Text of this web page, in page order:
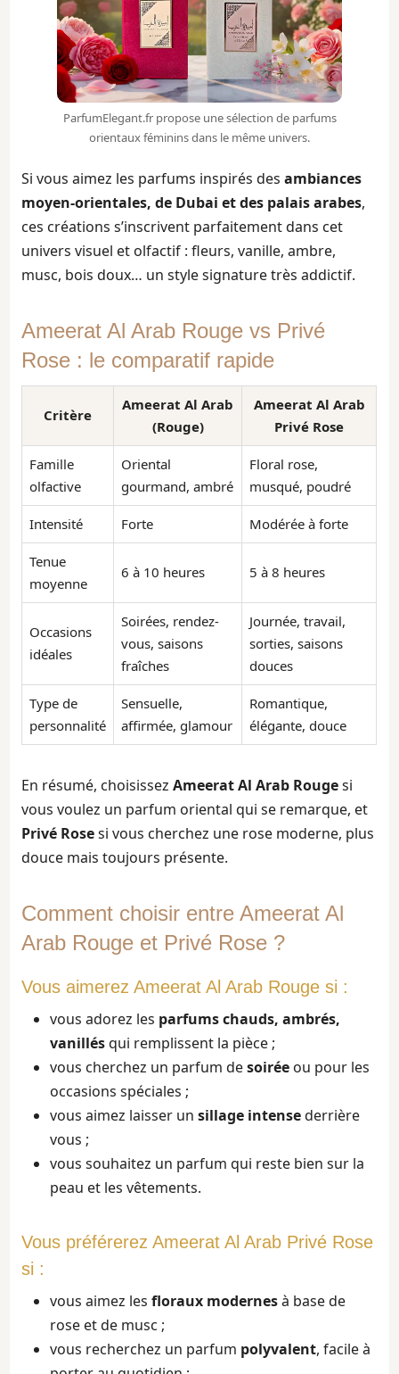
ParfumElegant.fr propose une sélection de parfums
orientaux féminins dans le même univers.
Si vous aimez les parfums inspirés desambiances
moyen-orientales, de Dubai et des palais arabes,
ces créations s’inscrivent parfaitement dans cet
univers visuel et olfactif : fleurs, vanille, ambre,
musc, bois doux… un style signature très addictif.
Ameerat Al Arab Rouge vs Privé
Rose : le comparatif rapide
Critère
Ameerat Al Arab
(Rouge)
Ameerat Al Arab
Privé Rose
Famille
olfactive
Oriental
gourmand, ambré
Floral rose,
musqué, poudré
Intensité Forte Modérée à forte
Tenue
moyenne
6 à 10 heures 5 à 8 heures
Occasions
idéales
Soirées, rendez-
vous, saisons
fraîches
Journée, travail,
sorties, saisons
douces
Type de
personnalité
Sensuelle,
affirmée, glamour
Romantique,
élégante, douce
En résumé, choisissezAmeerat Al Arab Rougesi
vous voulez un parfum oriental qui se remarque, et
Privé Rosesi vous cherchez une rose moderne, plus
douce mais toujours présente.
Comment choisir entre Ameerat Al
Arab Rouge et Privé Rose ?
Vous aimerez Ameerat Al Arab Rouge si :
vous adorez les parfums chauds, ambrés,
vanillésqui remplissent la pièce ;
vous cherchez un parfum desoirée ou pour les
occasions spéciales ;
vous aimez laisser unsillage intensederrière
vous ;
vous souhaitez un parfum qui reste bien sur la
peau et les vêtements.
Vous préférerez Ameerat Al Arab Privé Rose
si :
vous aimez lesfloraux modernesà base de
rose et de musc ;
vous recherchez un parfum polyvalent, facile à